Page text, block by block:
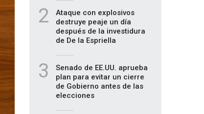
2
Ataque con explosivos
destruye peaje un día
después de la investidura
de De la Espriella
3
Senado de EE.UU. aprueba
plan para evitar un cierre
de Gobierno antes de las
elecciones